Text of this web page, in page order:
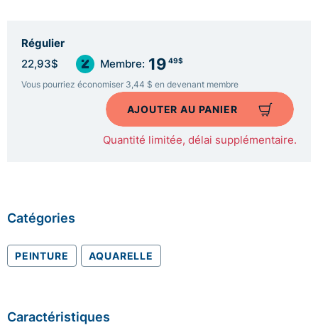
Régulier
22,93$ Membre: 19 49$
Vous pourriez économiser 3,44 $ en devenant membre
AJOUTER AU PANIER
Quantité limitée, délai supplémentaire.
Catégories
PEINTURE AQUARELLE
Caractéristiques